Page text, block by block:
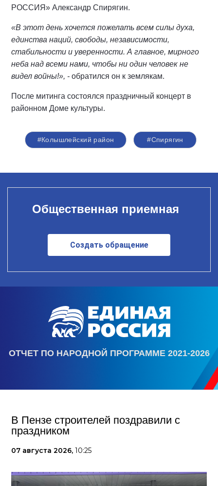
РОССИЯ» Александр Спирягин.
«В этот день хочется пожелать всем силы духа,
единства наций, свободы, независимости,
стабильности и уверенности. А главное, мирного
неба над всеми нами, чтобы ни один человек не
видел войны!», - обратился он к землякам.
После митинга состоялся праздничный концерт в
районном Доме культуры.
#Колышлейский район #Спирягин
Общественная приемная
Создать обращение
ОТЧЕТ ПО НАРОДНОЙ ПРОГРАММЕ 2021-2026
В Пензе строителей поздравили с
праздником
07 августа 2026, 10:25